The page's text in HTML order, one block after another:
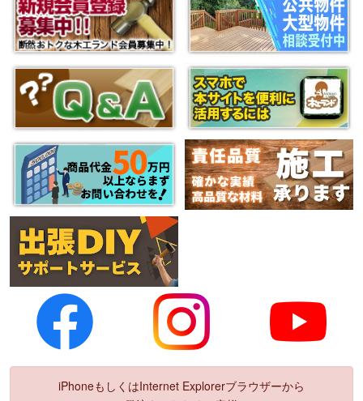
iPhoneもしくはInternet Explorerブラウザーから